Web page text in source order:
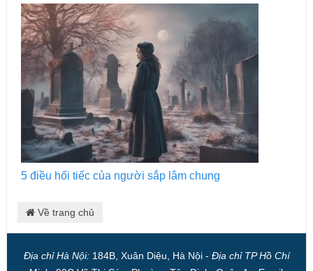
5 điều hối tiếc của người sắp lâm chung
Về trang chủ
Địa chỉ Hà Nội:184B, Xuân Diệu, Hà Nội - Địa chỉ TP Hồ Chí